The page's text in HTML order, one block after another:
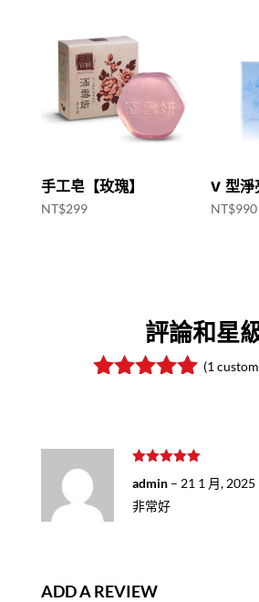
NT$149.
手工皂【玫瑰】
NT$299
V 型淨
NT$990
評論和星
customer
rating
(1
of 5
admin – 21 1 月, 2025
非常好
ADD A REVIEW